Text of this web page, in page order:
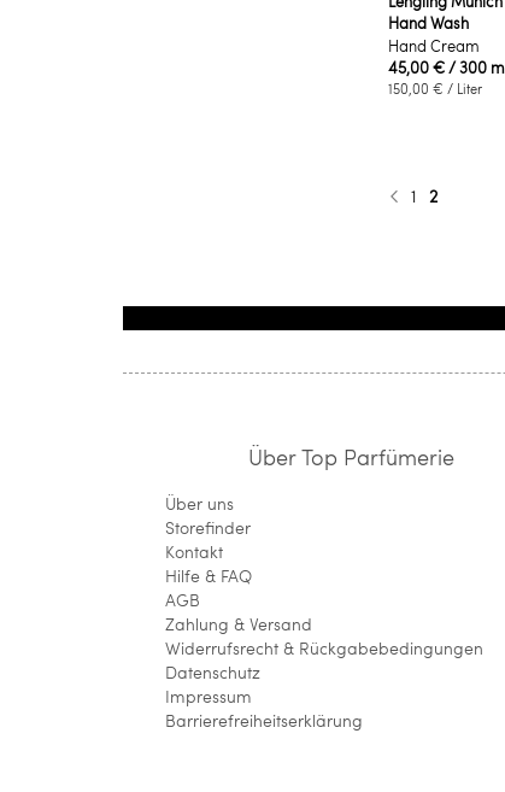
Hand Wash
Hand Cream
45,00 €/ 300
150,00 € / Liter
SeiteSeite
Zurück
Seite
1 Sie lesen
2
Über Top Parfümerie
Über uns
Storefinder
Kontakt
Hilfe & FAQ
AGB
Zahlung & Versand
Widerrufsrecht & Rückgabebedingungen
Datenschutz
Impressum
Barrierefreiheitserklärung